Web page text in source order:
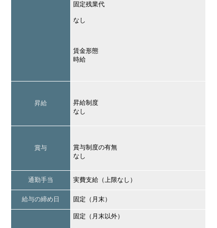
固定残業代
なし
賃金形態
時給
昇給
昇給制度
なし
賞与
賞与制度の有無
なし
通勤手当 実費支給（上限なし）
給与の締め日 固定（月末）
固定（月末以外）